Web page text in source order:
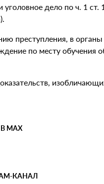
уголовное дело по ч. 1
преступления, в
по месту обучения
MAX
КАНАЛ